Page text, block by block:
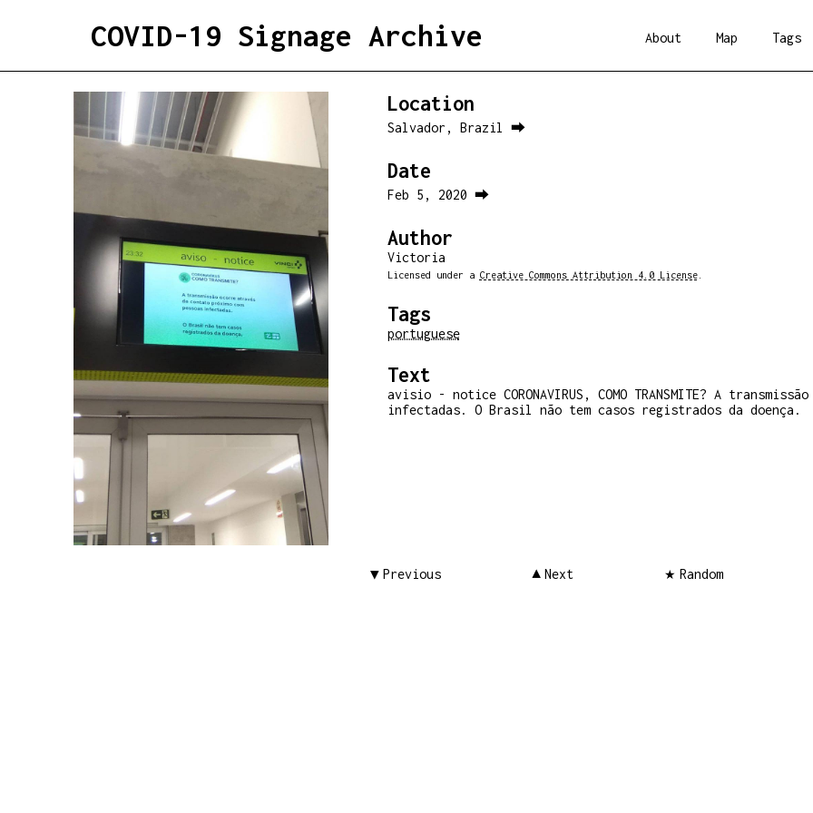
COVID-19 Signage Archive About Map Tags
Location
Salvador, Brazil ⮕
Date
Feb 5, 2020 ⮕
Author
Victoria
Licensed under a Creative Commons Attribution 4.0 License.
Tags
portuguese
Text
avisio - notice CORONAVIRUS, COMO TRANSMITE? A
infectadas. O Brasil não tem casos registrados da doença.
Previous Next Random